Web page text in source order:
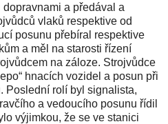
a předával a
vlaků respektive od
posunu přebíral respektive
a měl na starosti řízení
na záloze. Strojvůdce
hnacích vozidel a posun při
Poslední rolí byl signalista,
a vedoucího posunu řídil
výjimkou, že se ve stanici